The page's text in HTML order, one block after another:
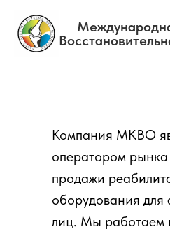
Компания МКВО
оператором
продажи
оборудования для
лиц. Мы работаем